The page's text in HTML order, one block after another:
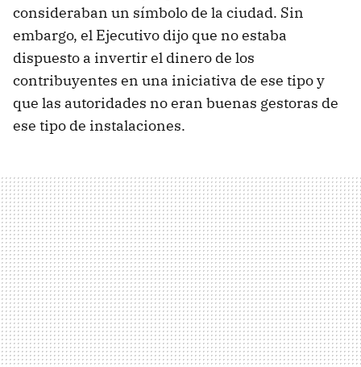
consideraban un símbolo de la ciudad. Sin
embargo, el Ejecutivo dijo que no estaba
dispuesto a invertir el dinero de los
contribuyentes en una iniciativa de ese tipo y
que las autoridades no eran buenas gestoras de
ese tipo de instalaciones.